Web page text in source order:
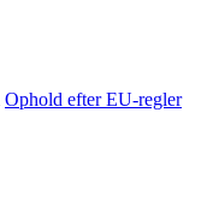
Ophold efter EU-regler